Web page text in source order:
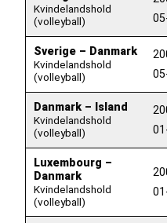
Kvindelandshold
(volleyball)
Sverige – Danmark
Kvindelandshold
(volleyball)
Danmark – Island
Kvindelandshold
(volleyball)
Luxembourg –
Danmark
Kvindelandshold
(volleyball)